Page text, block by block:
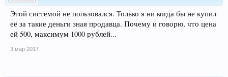
Этой системой не пользовался. Только я ни когда бы не купил
её за такие деньги зная продавца. Почему и говорю, что цена
ей 500, максимум 1000 рублей...
3 мар 2017